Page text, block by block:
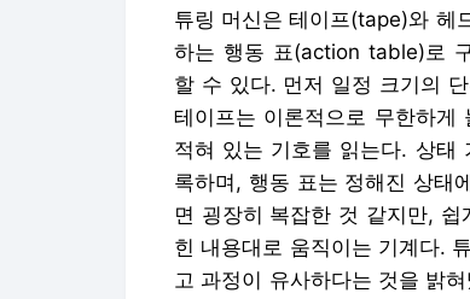
튜링 머신은 테이프(tape)와 헤
하는 행동 표(action table)로
할 수 있다. 먼저 일정 크기의
테이프는 이론적으로 무한하게
적혀 있는 기호를 읽는다. 상태
록하며, 행동 표는 정해진 상태
면 굉장히 복잡한 것 같지만,
힌 내용대로 움직이는 기계다.
고 과정이 유사하다는 것을 밝